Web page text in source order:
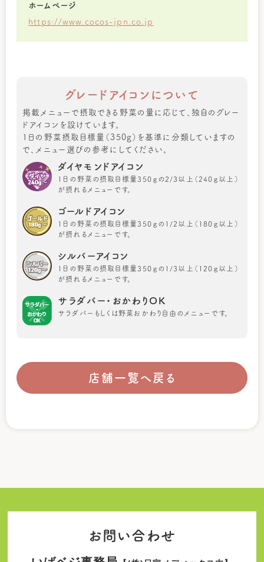
ホームページ
https://www.cocos-jpn.co.jp
グレードアイコンについて
掲載メニューで摂取できる野菜の量に応じて、独自のグレー
ドアイコンを設けています。
1日の野菜摂取目標量（350g）を基準に分類していますの
で、メニュー選びの参考にしてください。
ダイヤモンドアイコン
1日の野菜の摂取目標量350ｇの2/3以上（240ｇ以上）
が摂れるメニューです。
ゴールドアイコン
1日の野菜の摂取目標量350ｇの1/2以上（180ｇ以上）
が摂れるメニューです。
シルバーアイコン
1日の野菜の摂取目標量350ｇの1/3以上（120ｇ以上）
が摂れるメニューです。
サラダバー・おかわりOK
サラダバーもしくは野菜おかわり自由のメニューです。
店舗一覧へ戻る
お問い合わせ